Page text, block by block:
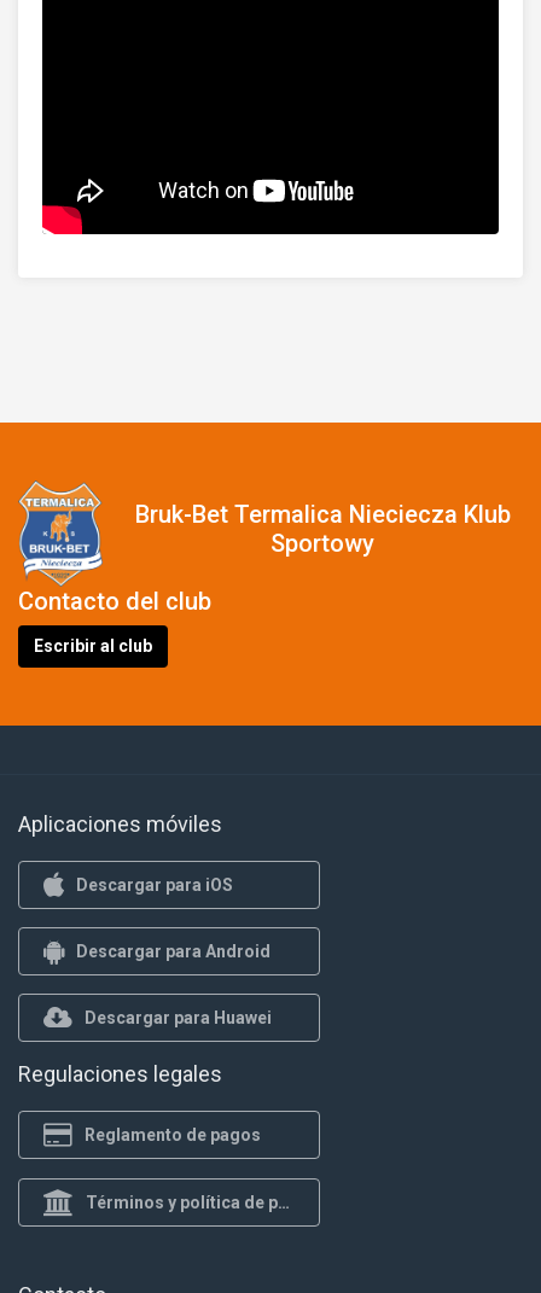
Bruk-Bet Termalica Nieciecza Klub
Sportowy
Contacto del club
Escribir al club
Aplicaciones móviles
Descargar para iOS
Descargar para Android
Descargar para Huawei
Regulaciones legales
Reglamento de pagos
Términos y política de privacidad